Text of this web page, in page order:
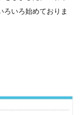
ろいろ始めておりま